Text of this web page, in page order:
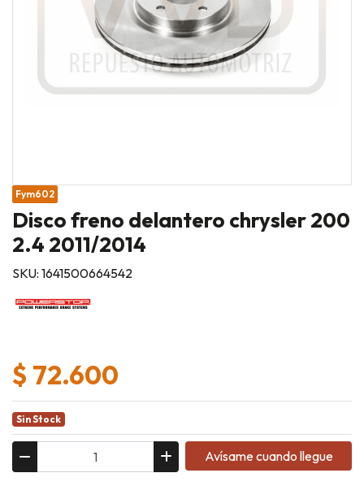
Fym602
Disco freno delantero chrysler 200
2.4 2011/2014
SKU: 1641500664542
$ 72.600
Sin Stock
Avísame cuando llegue